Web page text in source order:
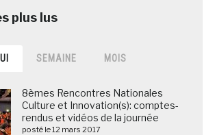
SEMAINE MOIS
8èmes Rencontres Nationales
Culture et Innovation(s): comptes-
rendus et vidéos de la journée
posté le 12 mars 2017